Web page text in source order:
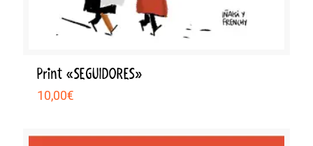
Print «SEGUIDORES»
10,00€